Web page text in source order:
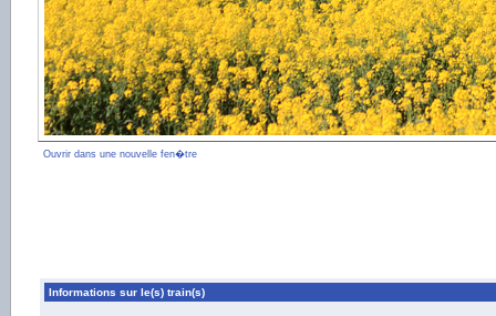
Ouvrir dans une nouvelle fen�tre
Informations sur le(s) train(s)